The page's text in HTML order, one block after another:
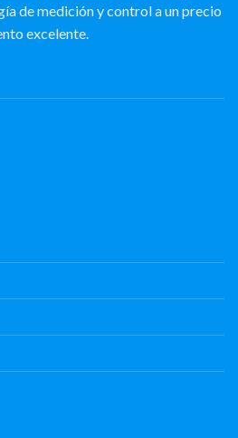
de medición y control a un precio
excelente.